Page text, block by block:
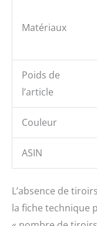
Matériaux
Poids de
l’article
Couleur
ASIN
L’absence de
la fiche technique